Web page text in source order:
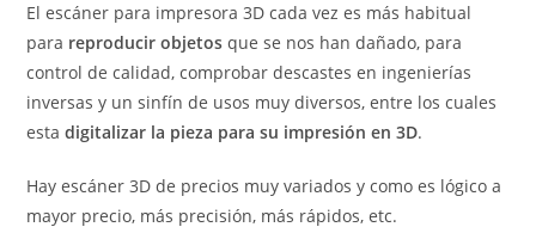
El escáner para impresora 3D cada vez es más habitual
para reproducir objetos que se nos han dañado, para
control de calidad, comprobar descastes en ingenierías
inversas y un sinfín de usos muy diversos, entre los cuales
estadigitalizar la pieza para su impresión en 3D.
Hay escáner 3D de precios muy variados y como es lógico a
mayor precio, más precisión, más rápidos, etc.